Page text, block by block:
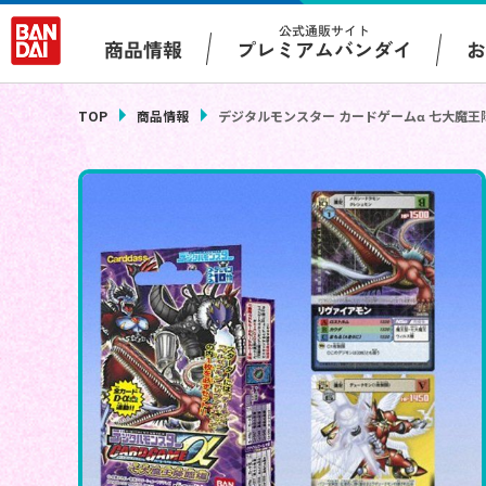
商品情報
公式通販サイト
プレミアムバンダイ
TOP 商品情報 デジタルモンスター カードゲームα 七大魔